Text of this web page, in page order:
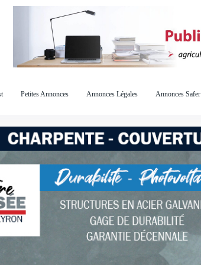
Petites Annonces Annonces Légales Annonces Safer